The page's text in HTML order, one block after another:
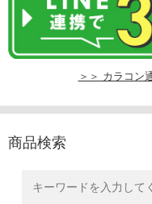
＞＞ カラコン
商品検索